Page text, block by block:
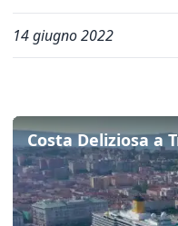
14 giugno 2022